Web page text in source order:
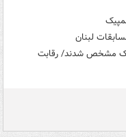
لبنان
مشخص شدند/ رقابت